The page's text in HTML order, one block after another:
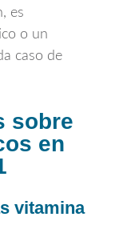
es
o un
caso de
sobre
en
vitamina